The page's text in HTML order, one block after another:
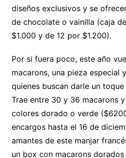
diseños exclusivos y se
de chocolate o vainilla (caja
$1.000 y de 12 por $1.200).
Por si fuera poco, este año
macarons, una pieza especial
quienes buscan darle un
Trae entre 30 y 36 macarons
colores dorado o verde
encargos hasta el 16 de
amantes de este manjar
un box con macarons